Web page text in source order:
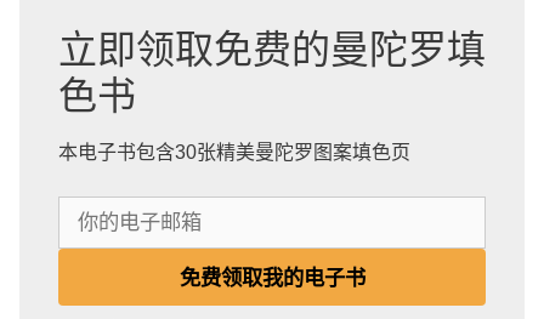
立即领取免费的曼陀罗填
色书
本电子书包含30张精美曼陀罗图案填色页
免费领取我的电子书